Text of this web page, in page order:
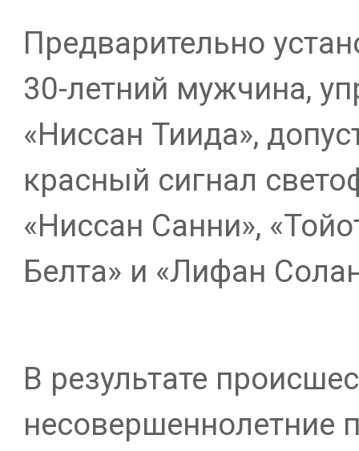
Предварительно
30-летний мужчина,
«Ниссан Тиида»,
красный сигнал
«Ниссан Санни»,
Белта» и «Лифан
В результате
несовершеннолетние